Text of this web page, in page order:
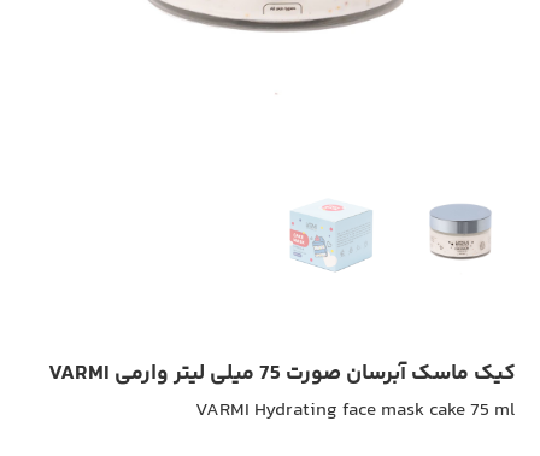
کیک ماسک آبرسان صورت 75 میلی لیتر وارمی VARMI
VARMI Hydrating face mask cake 75 ml